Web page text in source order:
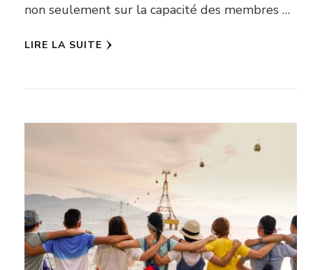
non seulement sur la capacité des membres …
LIRE LA SUITE